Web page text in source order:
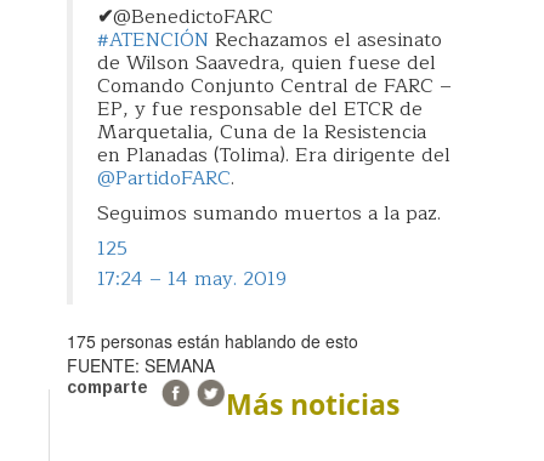
✔@BenedictoFARC
#ATENCIÓN Rechazamos el asesinato
de Wilson Saavedra, quien fuese del
Comando Conjunto Central de FARC –
EP, y fue responsable del ETCR de
Marquetalia, Cuna de la Resistencia
en Planadas (Tolima). Era dirigente del
@PartidoFARC.
Seguimos sumando muertos a la paz.
125
17:24 – 14 may. 2019
175 personas están hablando de esto
FUENTE: SEMANA
comparte Más noticias